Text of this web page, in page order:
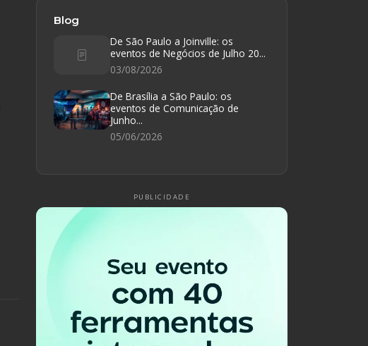
Blog
De São Paulo a Joinville: os
eventos de Negócios de Julho 20...
03/08/2026
De Brasília a São Paulo: os
eventos de Comunicação de
Junho...
05/06/2026
PUBLICIDADE